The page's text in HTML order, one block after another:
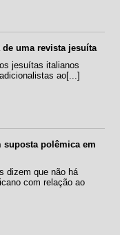
uma revista jesuíta
jesuítas italianos
ao[...]
suposta polêmica em
dizem que não há
com relação ao